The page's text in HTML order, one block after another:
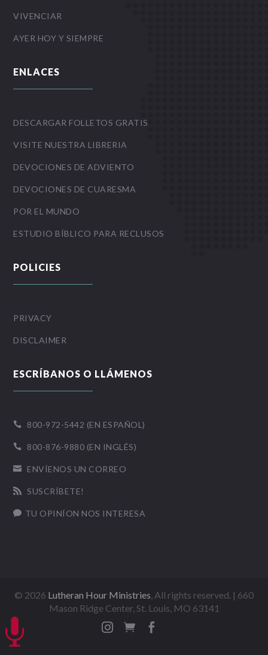
VIVENCIAR
AYER HOY Y SIEMPRE
ENLACES
DESCARGAR FOLLETOS GRATIS
VISITE NUESTRA LIBRERIA
DEVOCIONES DE ADVIENTO
DEVOCIONES DE CUARESMA
POR EL MUNDO
ESTUDIO BÍBLICO PARA RECLUSOS
POLICIES
PRIVACY
DISCLAIMER
ESCRÍBANOS O LLÁMENOS
 800-972-5442 (EN ESPAÑOL)
 800-876-9880 (EN INGLÉS)
 ENVÍENOS UN CORREO
 SUSCRÍBETE!
 TU OPINÍON NOS INTERESA
© 2026 Lutheran Hour Ministries, All rights reserved. | 660
Mason Ridge Center, St. Louis, MO 63141

 
